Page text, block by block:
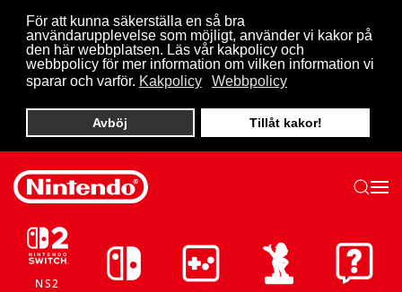
För att kunna säkerställa en så bra
användarupplevelse som möjligt, använder vi kakor på
den här webbplatsen. Läs vår kakpolicy och
webbpolicy för mer information om vilken information vi
sparar och varför. Kakpolicy Webbpolicy
Avböj Tillåt kakor!
Skip to main content
NS2